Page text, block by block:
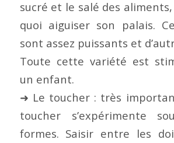
sucré et le salé des
quoi aiguiser son palais.
sont assez puissants et
Toute cette variété est
un enfant.
➜ Le toucher : très
toucher s’expérimente
formes. Saisir entre les